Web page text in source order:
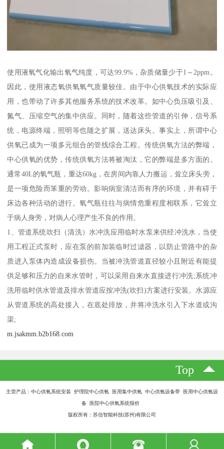
使用液氧气化输出氧气纯度，可达99.9%，杂质储量少于1～2ppm。
因此，使用液态氧供氧氧气质量较佳。由于中心供氧技术的实际应
用，也带动了许多其他服务系统的技术改革。如中心负压吸引及、
氮气、压缩空气的集中供应。同时，随着这些管道的引伸，信号系
统，电源终端，照明等也随之扩展，送达床头。事实上，所谓中心
供氧已成为一项多元组合的管线综合工程。传统供氧方法的弊端，
中心供氧的优势，传统供氧方法将被淘汰，它的弊端是多方面的。
通常40L的氧气瓶，重达60kg，在房间内靠人力搬运，耸立床头旁，
是一项危险而笨重的劳动。影响病室清洁而有序的环境，并有碍于
床边各种活动的进行。氧气瓶往往与病情危重程度相联系，它耸立
于病人身旁，对病人心理产生不良的作用。
1、管道系统吹扫（清洗）水冲洗应用临时水泵来供经冲洗水，当使
用工程正式泵时，应在泵的前加装临时过滤器，以防止管路中的杂
质进入泵体内造成设备损伤。当被冲洗管道直径较小且附近有能提
供足够和压力的自来水管时，可以采用自来水直接进行冲洗;系统冲
洗用临时供水管道及排水管道应按冲洗(吹扫)方案进行安装。水源应
从管道系统的高处接入，在底处排放，并将冲洗水引入下水道或沟
渠;
m.jsakmm.b2b168.com
Top
主营产品：中心供氧系统安装 护理院中心供氧 医用集中供氧 中心供氧设备带 医用中心供氧设
备 医院中心供氧系统报价
版权所有：苏信智能科技(苏州)有限公司